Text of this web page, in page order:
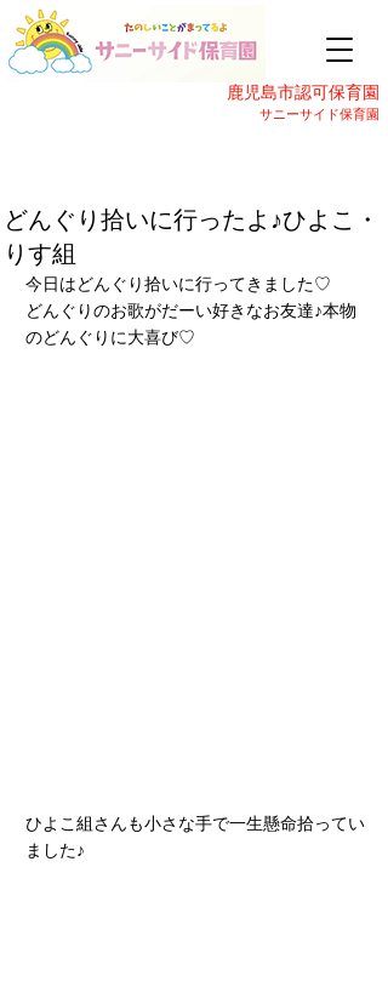
鹿児島市認可保育園
サニーサイド保育園
どんぐり拾いに行ったよ♪ひよこ・
りす組
今日はどんぐり拾いに行ってきました♡
どんぐりのお歌がだーい好きなお友達♪本物
のどんぐりに大喜び♡
ひよこ組さんも小さな手で一生懸命拾ってい
ました♪